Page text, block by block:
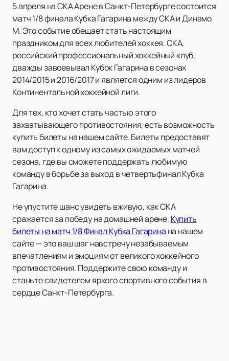
5 апреля на СКА Арене в Санкт-Петербурге состоится
матч 1/8 финала Кубка Гагарина между СКА и Динамо
М. Это событие обещает стать настоящим
праздником для всех любителей хоккея. СКА,
российский профессиональный хоккейный клуб,
дважды завоевывал Кубок Гагарина в сезонах
2014/2015 и 2016/2017 и является одним из лидеров
Континентальной хоккейной лиги.
Для тех, кто хочет стать частью этого
захватывающего противостояния, есть возможность
купить билеты на нашем сайте. Билеты предоставят
вам доступ к одному из самых ожидаемых матчей
сезона, где вы сможете поддержать любимую
команду в борьбе за выход в четвертьфинал Кубка
Гагарина.
Не упустите шанс увидеть вживую, как СКА
сражается за победу на домашней арене. Купить
билеты на матч 1/8 Финал Кубка Гагарина на нашем
сайте — это ваш шаг навстречу незабываемым
впечатлениям и эмоциям от великого хоккейного
противостояния. Поддержите свою команду и
станьте свидетелем яркого спортивного события в
сердце Санкт-Петербурга.